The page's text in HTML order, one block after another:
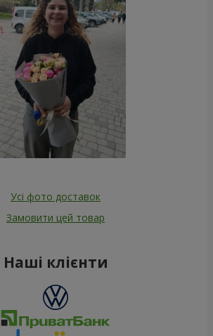
Усі фото доставок
Замовити цей товар
Наші клієнти